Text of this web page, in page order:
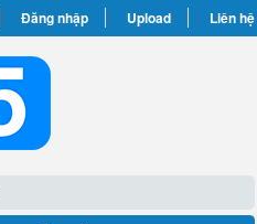
Đăng nhập Upload Liên hệ